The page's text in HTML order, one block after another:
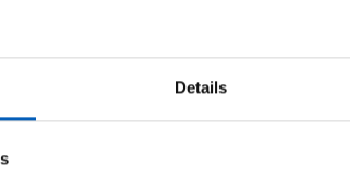
Details
Mitarbeitende aus